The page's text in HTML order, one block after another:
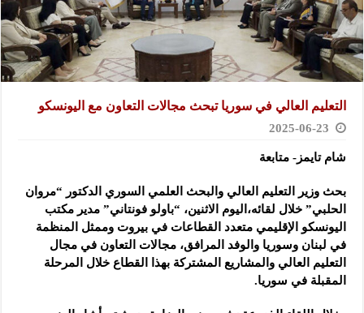
التعليم العالي في سوريا تبحث مجالات التعاون مع اليونسكو
2025-06-23
شام تايمز- متابعة
بحث وزير التعليم العالي والبحث العلمي السوري الدكتور “مروان
الحلبي” خلال لقائه،اليوم الاثنين، “باولو فونتاني” مدير مكتب
اليونسكو الإقليمي متعدد القطاعات في بيروت وممثل المنظمة
في لبنان وسوريا والوفد المرافق، مجالات التعاون في مجال
التعليم العالي والمشاريع المشتركة بهذا القطاع خلال المرحلة
المقبلة في سوريا.